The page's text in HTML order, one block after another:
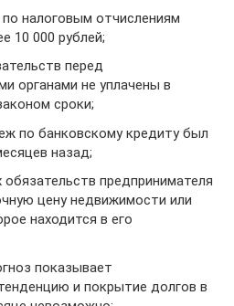
налоговым отчислениям
10 000 рублей;
перед
органами не уплачены в
сроки;
по банковскому кредиту был
назад;
предпринимателя
цену недвижимости или
находится в его
показывает
и покрытие долгов в